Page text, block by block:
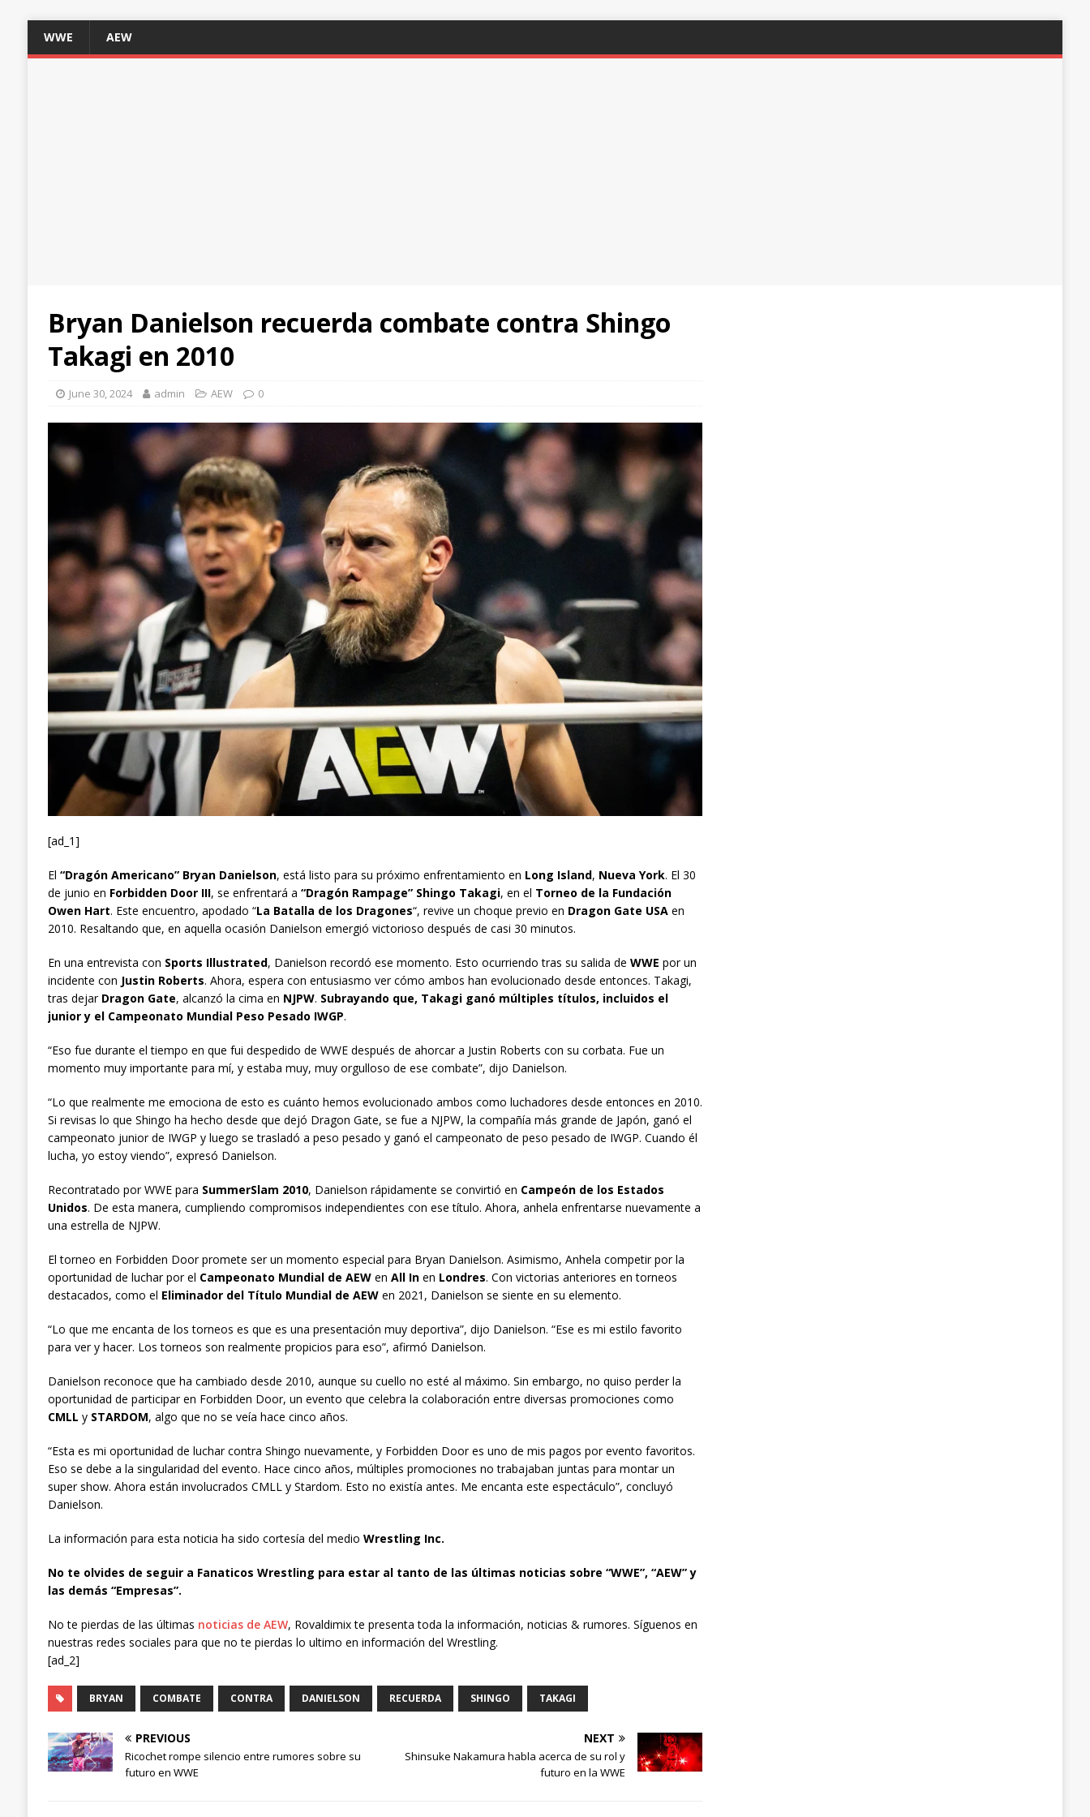
WWE AEW
Bryan Danielson recuerda combate contra Shingo
Takagi en 2010
June 30, 2024 admin AEW 0
[ad_1]
El “Dragón Americano” Bryan Danielson, está listo para su próximo enfrentamiento en Long Island, Nueva York. El 30
de junio en Forbidden Door III, se enfrentará a “Dragón Rampage” Shingo Takagi, en el Torneo de la Fundación
Owen Hart. Este encuentro, apodado “La Batalla de los Dragones“, revive un choque previo en Dragon Gate USAen
2010. Resaltando que, en aquella ocasión Danielson emergió victorioso después de casi 30 minutos.
En una entrevista con Sports Illustrated, Danielson recordó ese momento. Esto ocurriendo tras su salida de WWE por un
incidente con Justin Roberts. Ahora, espera con entusiasmo ver cómo ambos han evolucionado desde entonces. Takagi,
tras dejar Dragon Gate, alcanzó la cima en NJPW. Subrayando que, Takagi ganó múltiples títulos, incluidos el
junior y el Campeonato Mundial Peso Pesado IWGP.
“Eso fue durante el tiempo en que fui despedido de WWE después de ahorcar a Justin Roberts con su corbata. Fue un
momento muy importante para mí, y estaba muy, muy orgulloso de ese combate”, dijo Danielson.
“Lo que realmente me emociona de esto es cuánto hemos evolucionado ambos como luchadores desde entonces en 2010.
Si revisas lo que Shingo ha hecho desde que dejó Dragon Gate, se fue a NJPW, la compañía más grande de Japón, ganó el
campeonato junior de IWGP y luego se trasladó a peso pesado y ganó el campeonato de peso pesado de IWGP. Cuando él
lucha, yo estoy viendo”, expresó Danielson.
Recontratado por WWE para SummerSlam 2010, Danielson rápidamente se convirtió en Campeón de los Estados
Unidos. De esta manera, cumpliendo compromisos independientes con ese título. Ahora, anhela enfrentarse nuevamente a
una estrella de NJPW.
El torneo en Forbidden Door promete ser un momento especial para Bryan Danielson. Asimismo, Anhela competir por la
oportunidad de luchar por el Campeonato Mundial de AEWen All Inen Londres. Con victorias anteriores en torneos
destacados, como el Eliminador del Título Mundial de AEWen 2021, Danielson se siente en su elemento.
“Lo que me encanta de los torneos es que es una presentación muy deportiva”, dijo Danielson. “Ese es mi estilo favorito
para ver y hacer. Los torneos son realmente propicios para eso”, afirmó Danielson.
Danielson reconoce que ha cambiado desde 2010, aunque su cuello no esté al máximo. Sin embargo, no quiso perder la
oportunidad de participar en Forbidden Door, un evento que celebra la colaboración entre diversas promociones como
CMLL y STARDOM, algo que no se veía hace cinco años.
“Esta es mi oportunidad de luchar contra Shingo nuevamente, y Forbidden Door es uno de mis pagos por evento favoritos.
Eso se debe a la singularidad del evento. Hace cinco años, múltiples promociones no trabajaban juntas para montar un
super show. Ahora están involucrados CMLL y Stardom. Esto no existía antes. Me encanta este espectáculo”, concluyó
Danielson.
La información para esta noticia ha sido cortesía del medio Wrestling Inc.
No te olvides de seguir a Fanaticos Wrestling para estar al tanto de las últimas noticias sobre “WWE”, “AEW” y
las demás “Empresas”.
No te pierdas de las últimas noticias de AEW, Rovaldimix te presenta toda la información, noticias & rumores. Síguenos en
nuestras redes sociales para que no te pierdas lo ultimo en información del Wrestling.
[ad_2]
BRYAN COMBATE CONTRA DANIELSON RECUERDA SHINGO TAKAGI
PREVIOUS
Ricochet rompe silencio entre rumores sobre su
futuro en WWE
NEXT
Shinsuke Nakamura habla acerca de su rol y
futuro en la WWE